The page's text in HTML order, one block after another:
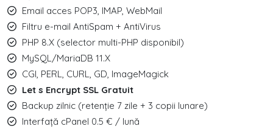
Email acces POP3, IMAP, WebMail
Filtru e-mail AntiSpam + AntiVirus
PHP 8.X (selector multi-PHP disponibil)
MySQL/MariaDB 11.X
CGI, PERL, CURL, GD, ImageMagick
Let s Encrypt SSL Gratuit
Backup zilnic (retenție 7 zile + 3 copii lunare)
Interfață cPanel 0.5 € / lună